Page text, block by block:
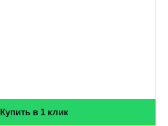
Купить в 1 клик